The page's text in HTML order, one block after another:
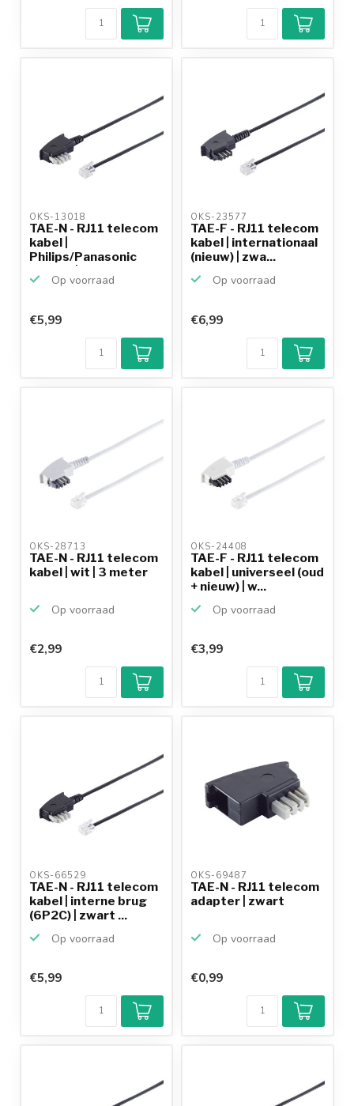
OKS-13018
TAE-N - RJ11 telecom
kabel |
Philips/Panasonic
Op voorraad
€5,99
OKS-23577
TAE-F - RJ11 telecom
kabel | internationaal
(nieuw) | zwa...
Op voorraad
9,2/10
Achteraf
betalen mogelijk
€6,99
OKS-28713
TAE-N - RJ11 telecom
kabel | wit | 3 meter
Op voorraad
€2,99
OKS-24408
TAE-F - RJ11 telecom
kabel | universeel (oud
+ nieuw) | w...
Op voorraad
€3,99
OKS-66529
TAE-N - RJ11 telecom
kabel | interne brug
(6P2C) | zwart ...
Op voorraad
€5,99
OKS-69487
TAE-N - RJ11 telecom
adapter | zwart
Op voorraad
€0,99